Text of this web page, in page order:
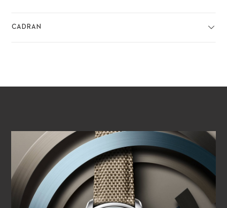
CADRAN
VOIR LA VIDÉO